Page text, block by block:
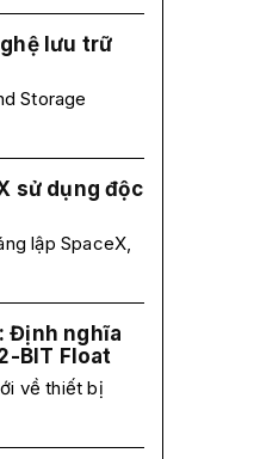
lưu trữ
Storage
sử dụng độc
lập SpaceX,
Định nghĩa
BIT Float
về thiết bị